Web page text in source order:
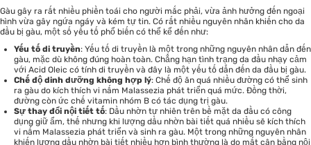
Gàu gây ra rất nhiều phiền toái cho người mắc phải, vừa ảnh hưởng đến ngoại
hình vừa gây ngứa ngáy và kém tự tin. Có rất nhiều nguyên nhân khiến cho da
đầu bị gàu, một số yếu tố phổ biến có thể kể đến như:
Yếu tố di truyền: Yếu tố di truyền là một trong những nguyên nhân dẫn đến
gàu, mặc dù không đúng hoàn toàn. Chẳng hạn tình trạng da đầu nhạy cảm
với Acid Oleic có tính di truyền và đây là một yếu tố dẫn đến da đầu bị gàu.
Chế độ dinh dưỡng không hợp lý: Chế độ ăn quá nhiều đường có thể sinh
ra gàu do kích thích vi nấm Malassezia phát triển quá mức. Đồng thời,
đường còn ức chế vitamin nhóm B có tác dụng trị gàu.
Sự thay đổi nội tiết tố: Dầu nhờn tự nhiên trên bề mặt da đầu có công
dụng giữ ẩm, thế nhưng khi lượng dầu nhờn bài tiết quá nhiều sẽ kích thích
vi nấm Malassezia phát triển và sinh ra gàu. Một trong những nguyên nhân
khiến lượng dầu nhờn bài tiết nhiều hơn bình thường là do mất cân bằng nội